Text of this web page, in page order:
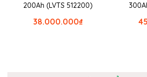
200Ah (LVTS 512200)
₫
38.000.000